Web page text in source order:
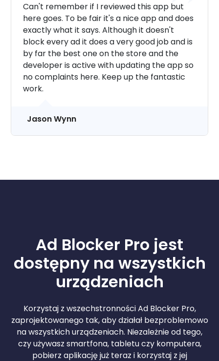
Can't remember if I reviewed this app but
here goes. To be fair it's a nice app and does
exactly what it says. Although it doesn't
block every ad it does a very good job and is
by far the best one on the store and the
developer is active with updating the app so
no complaints here. Keep up the fantastic
work.
Jason Wynn
Ad Blocker Pro jest
dostępny na wszystkich
urządzeniach
Korzystaj z wszechstronności Ad Blocker Pro,
zaprojektowanego tak, aby działał bezproblemowo
na wszystkich urządzeniach. Niezależnie od tego,
czy używasz smartfona, tabletu czy komputera,
pobierz aplikację już teraz i korzystaj z jej